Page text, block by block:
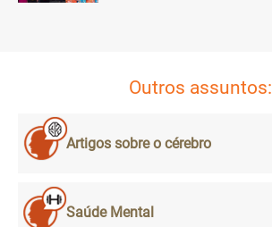
Outros assuntos:
Artigos sobre o cérebro
Saúde Mental